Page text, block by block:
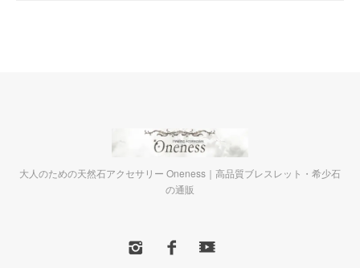
大人のための天然石アクセサリー Oneness｜高品質ブレスレット・希少石
の通販